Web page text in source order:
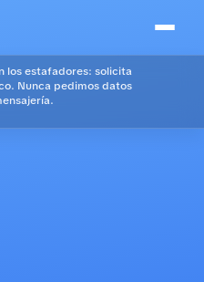
los estafadores: solicita
Nunca pedimos datos